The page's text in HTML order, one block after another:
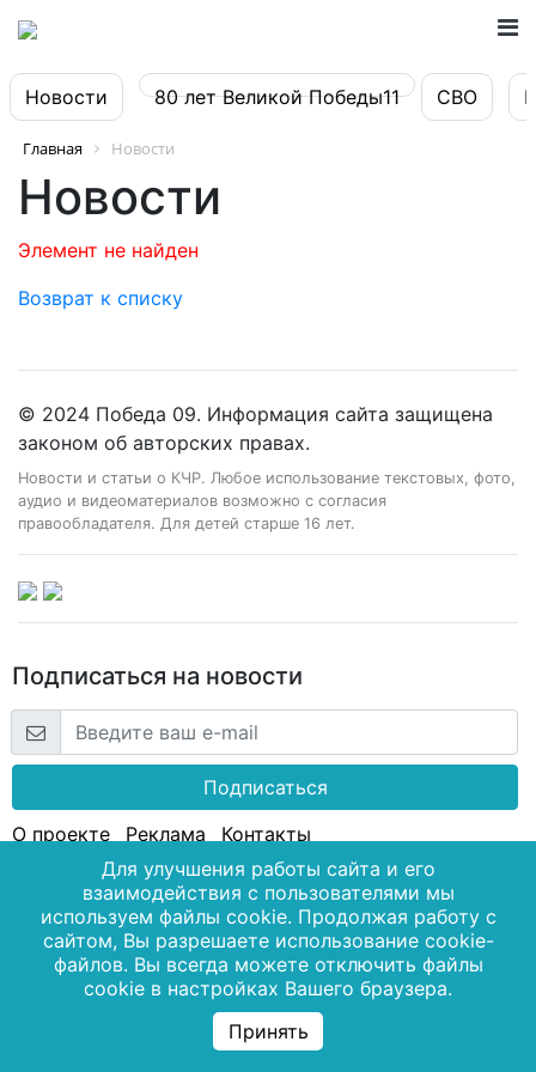
Новости 80 лет Великой Победы11 СВО
Главная Новости
Новости
Элемент не найден
Возврат к списку
© 2024 Победа 09. Информация сайта защищена
законом об авторских правах.
Новости и статьи о КЧР. Любое использование текстовых, фото,
аудио и видеоматериалов возможно с согласия
правообладателя. Для детей старше 16 лет.
Подписаться на новости
Подписаться
О проекте
Реклама
Контакты
Для улучшения работы сайта и его
взаимодействия с пользователями мы
используем файлы cookie. Продолжая работу с
сайтом, Вы разрешаете использование cookie-
файлов. Вы всегда можете отключить файлы
cookie в настройках Вашего браузера.
Принять